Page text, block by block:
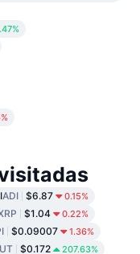
ADI $6.87 0.15%
$1.04 0.22%
$0.09007 1.36%
$0.172 207.63%